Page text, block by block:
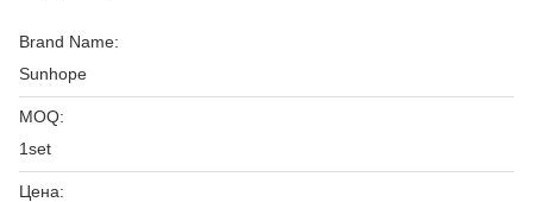
Brand Name:
Sunhope
MOQ:
1set
Цена: